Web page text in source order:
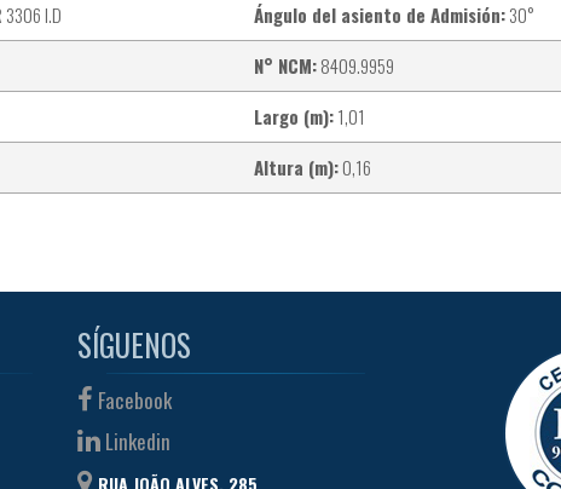
3306 I.D Ángulo del asiento de Admisión:30°
N° NCM:8409.9959
Largo (m):1,01
Altura (m):0,16
SÍGUENOS
Facebook
Linkedin
RUA JOÃO ALVES, 285